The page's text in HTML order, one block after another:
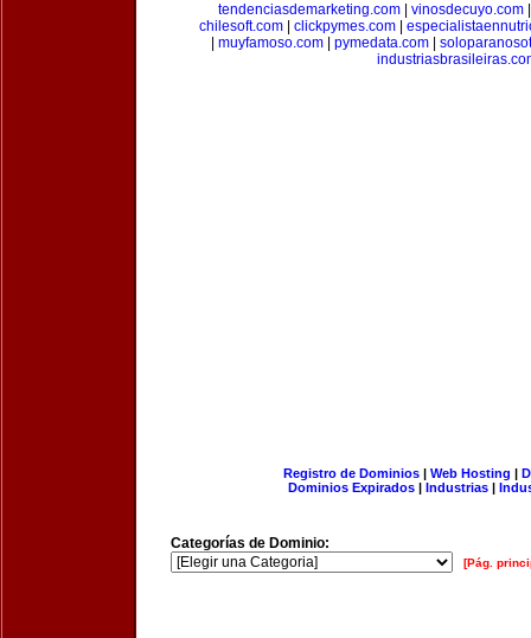
tendenciasdemarketing.com| vinosdecuyo.com
chilesoft.com
clickpymes.com
muyfamoso.com pymedata.com
Registro de Dominios| Web Hosting |
Dominios Expirados | Industrias |
Categorías de Dominio:
[Pág.